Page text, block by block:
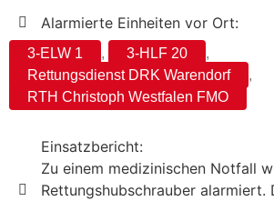
Alarmierte Einheiten vor Ort:
3-ELW 1 , 3-HLF 20
,
Rettungsdienst DRK Warendorf
,
RTH Christoph Westfalen FMO
Einsatzbericht:
Zu einem medizinischen Notfall
Rettungshubschrauber alarmiert.